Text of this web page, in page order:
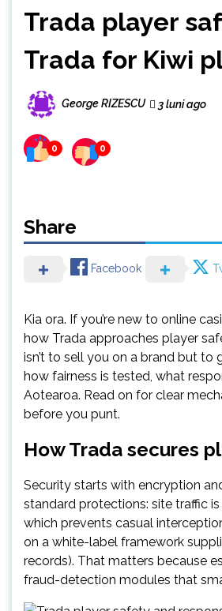
Trada player
Trada for Kiwi
George RIZESCU 3 luni ago
0 0
Share
Facebook
Kia ora. If you’re new to online
how Trada approaches player
isn’t to sell you on a brand but
how fairness is tested, what
Aotearoa. Read on for clear
before you punt.
How Trada secures
Security starts with encryption
standard protections: site traffic
which prevents casual
on a white-label framework
records). That matters because
fraud-detection modules that